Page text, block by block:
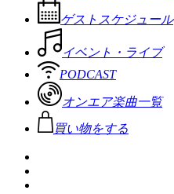
ゲストスケジュール
イベント・ライブ
PODCAST
オンエア楽曲一覧
買い物をする